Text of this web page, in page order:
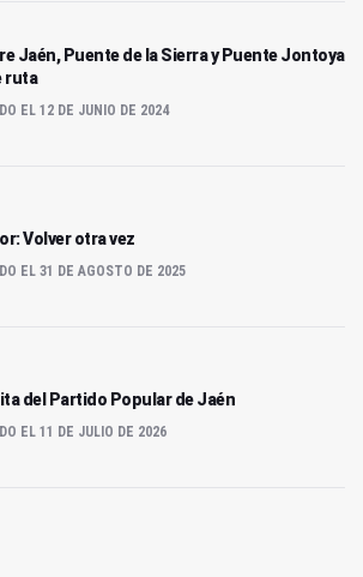
Jaén, Puente de la Sierra y Puente Jontoya
ruta
EL 12 DE JUNIO DE 2024
Volver otra vez
EL 31 DE AGOSTO DE 2025
del Partido Popular de Jaén
EL 11 DE JULIO DE 2026